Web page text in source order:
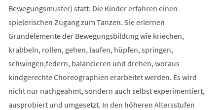
Bewegungsmuster) statt. Die Kinder erfahren einen
spielerischen Zugang zum Tanzen. Sie erlernen
Grundelemente der Bewegungsbildung wie kriechen,
krabbeln, rollen, gehen, laufen, hüpfen, springen,
schwingen,federn, balancieren und drehen, woraus
kindgerechte Choreographien erarbeitet werden. Es wird
nicht nur nachgeahmt, sondern auch selbst experimentiert,
ausprobiert und umgesetzt. In den höheren Altersstufen